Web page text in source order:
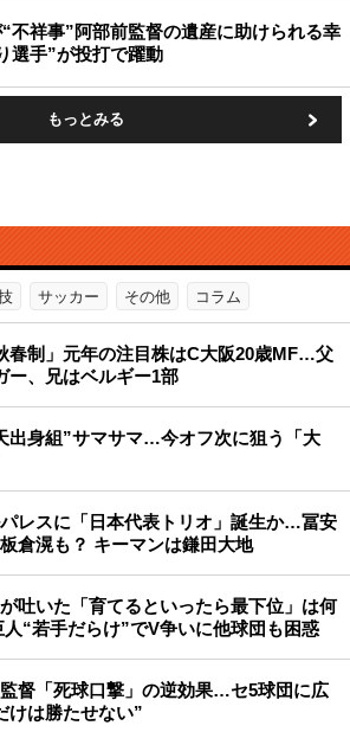
不祥事”阿部前監督の遺産に助けられる幸
選手”が投打で躍動
もっとみる
サッカー その他 コラム
春制」元年の注目株はC大阪20歳MF…父
ー、兄はベルギー1部
出身組”サマサマ…今オフ次に狙う「大
レスに「日本代表トリオ」誕生か…冨安
倉滉も？ キーマンは鎌田大地
吐いた「育てるといったら最下位」は何
人“若手だらけ”でV争いに他球団も困惑
督「死球口撃」の逆効果…セ5球団に広
けは勝たせない”